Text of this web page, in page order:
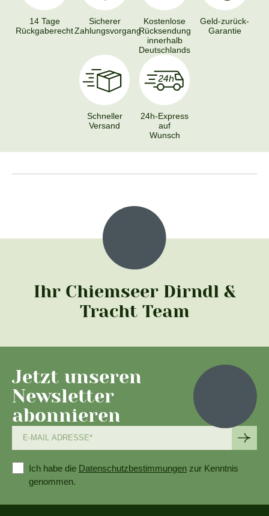
14 Tage
Rückgaberecht
Sicherer
Zahlungsvorgang
Kostenlose
Rücksendung
innerhalb
Deutschlands
Geld-zurück-
Garantie
Schneller
Versand
24h-Express
auf
Wunsch
Ihr Chiemseer Dirndl &
Tracht Team
Jetzt unseren
Newsletter
abonnieren
Ich habe die Datenschutzbestimmungen zur Kenntnis
genommen.